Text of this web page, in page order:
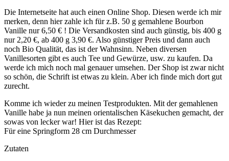
Die Internetseite hat auch einen Online Shop. Diesen werde ich mir
merken, denn hier zahle ich für z.B. 50 g gemahlene Bourbon
Vanille nur 6,50 € ! Die Versandkosten sind auch günstig, bis 400 g
nur 2,20 €, ab 400 g 3,90 €. Also günstiger Preis und dann auch
noch Bio Qualität, das ist der Wahnsinn. Neben diversen
Vanillesorten gibt es auch Tee und Gewürze, usw. zu kaufen. Da
werde ich mich noch mal genauer umsehen. Der Shop ist zwar nicht
so schön, die Schrift ist etwas zu klein. Aber ich finde mich dort gut
zurecht.
Komme ich wieder zu meinen Testprodukten. Mit der gemahlenen
Vanille habe ja nun meinen orientalischen Käsekuchen gemacht, der
sowas von lecker war! Hier ist das Rezept:
Für eine Springform 28 cm Durchmesser
Zutaten